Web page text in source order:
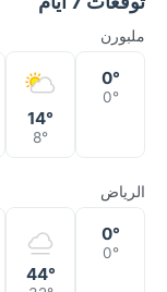
ملبورن
0°
0°
14°
8°
الرياض
0°
0°
44°